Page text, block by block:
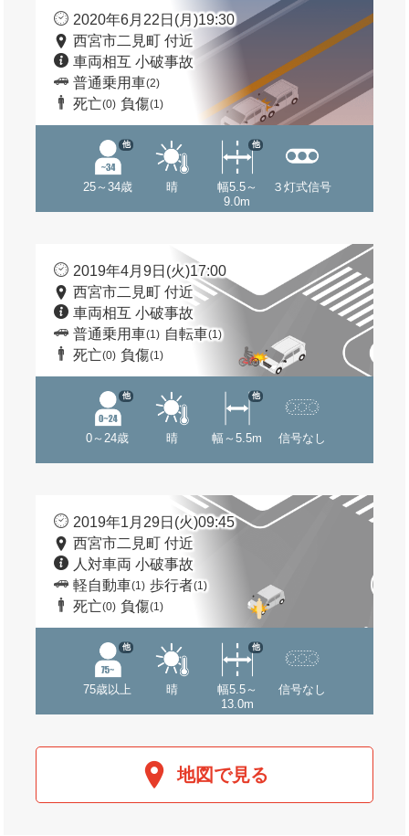
2020年6月22日(月)19:30
西宮市二見町 付近
車両相互 小破事故
普通乗用車(2)
死亡(0) 負傷(1)
25～34歳
他
晴
幅5.5～
9.0m
他
３灯式信号
2019年4月9日(火)17:00
西宮市二見町 付近
車両相互 小破事故
普通乗用車(1) 自転車(1)
死亡(0) 負傷(1)
0～24歳
他
晴 幅～5.5m
他
信号なし
2019年1月29日(火)09:45
西宮市二見町 付近
人対車両 小破事故
軽自動車(1) 歩行者(1)
死亡(0) 負傷(1)
75歳以上
他
晴
幅5.5～
13.0m
他
信号なし
地図で見る